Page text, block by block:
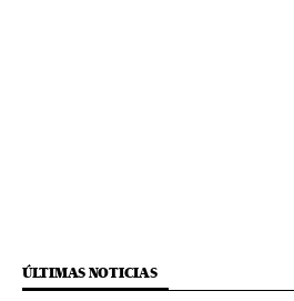
ÚLTIMAS NOTICIAS